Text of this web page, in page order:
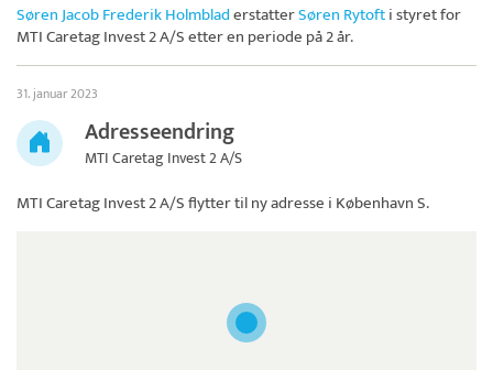
Søren Jacob Frederik HolmbladerstatterSøren Rytofti styret for
MTI Caretag Invest 2 A/Setter en periode på 2 år.
31. januar 2023
Adresseendring
MTI Caretag Invest 2 A/S
MTI Caretag Invest 2 A/Sflytter til ny adresse i København S.